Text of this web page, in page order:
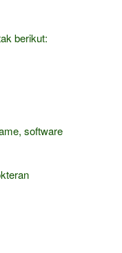
berikut:
software